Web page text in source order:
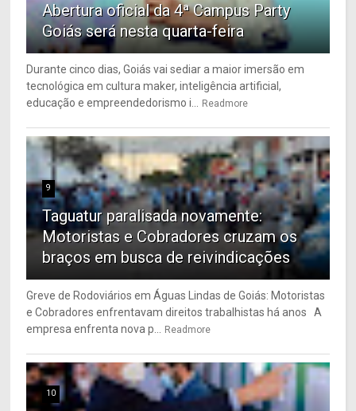
Abertura oficial da 4ª Campus Party
Goiás será nesta quarta-feira
Durante cinco dias, Goiás vai sediar a maior imersão em
tecnológica em cultura maker, inteligência artificial,
educação e empreendedorismo i... Readmore
9
Taguatur paralisada novamente:
Motoristas e Cobradores cruzam os
braços em busca de reivindicações
Greve de Rodoviários em Águas Lindas de Goiás: Motoristas
e Cobradores enfrentavam direitos trabalhistas há anos A
empresa enfrenta nova p... Readmore
10